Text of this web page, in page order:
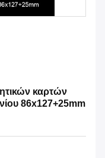
καρτών
86x127+25mm